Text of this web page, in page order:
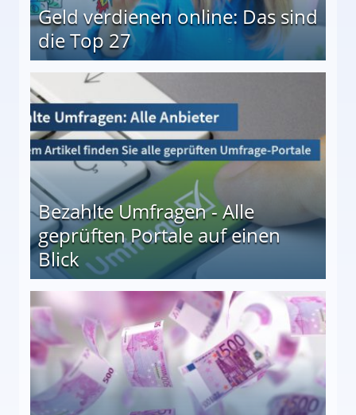
Geld verdienen online: Das sind
die Top 27
Bezahlte Umfragen - Alle
geprüften Portale auf einen
Blick
auf einen Blick